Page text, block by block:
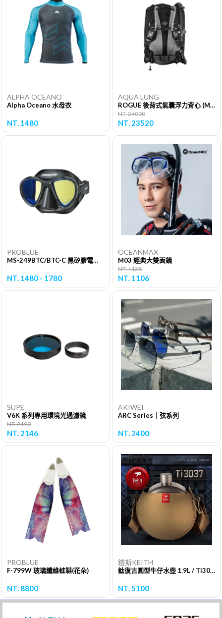
ALPHA OCEANO
Alpha Oceano 水母衣
NT. 1480
AQUA LUNG
ROGUE 後背式氣囊浮力背心 (ModLockTM)
NT. 24000
NT. 23520
PROBLUE
MS-249BTC/BTC-C 黑矽膠電鍍雙面鏡
NT. 1480 - 1780
OCEANMAX
M03 經典大雙面鏡
NT. 1128
NT. 1106
SUPE
V6K 系列專用環境光過濾鏡
NT. 2190
NT. 2146
AKIWEI
ARC Series｜弦系列
NT. 2400
PROBLUE
F-799W 玻璃纖維蛙鞋(花朵)
NT. 8800
鎧斯KEITH
鈦復古圓型牛仔水壺 1.9L / Ti3037
NT. 5100